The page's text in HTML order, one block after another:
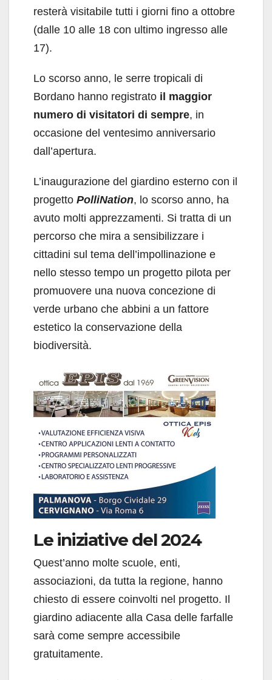
resterà visitabile tutti i giorni fino a ottobre
(dalle 10 alle 18 con ultimo ingresso alle
17).
Lo scorso anno, le serre tropicali di
Bordano hanno registrato il maggior
numero di visitatori di sempre, in
occasione del ventesimo anniversario
dall’apertura.
L’inaugurazione del giardino esterno con il
progetto PolliNation, lo scorso anno, ha
avuto molti apprezzamenti. Si tratta di un
percorso che mira a sensibilizzare i
cittadini sul tema dell’impollinazione e
nello stesso tempo un progetto pilota per
promuovere una nuova concezione di
verde urbano che abbini a un fattore
estetico la conservazione della
biodiversità.
Le iniziative del 2024
Quest’anno molte scuole, enti,
associazioni, da tutta la regione, hanno
chiesto di essere coinvolti nel progetto. Il
giardino adiacente alla Casa delle farfalle
sarà come sempre accessibile
gratuitamente.